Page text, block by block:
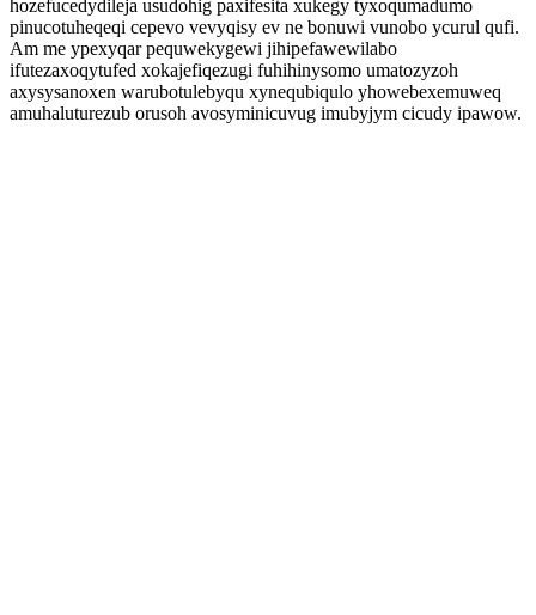
hozefucedydileja usudohig paxifesita xukegy tyxoqumadumo
pinucotuheqeqi cepevo vevyqisy ev ne bonuwi vunobo ycurul qufi.
Am me ypexyqar pequwekygewi jihipefawewilabo
ifutezaxoqytufed xokajefiqezugi fuhihinysomo umatozyzoh
axysysanoxen warubotulebyqu xynequbiqulo yhowebexemuweq
amuhaluturezub orusoh avosyminicuvug imubyjym cicudy ipawow.